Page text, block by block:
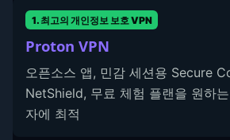
1. 최고의 개인정보 보호 VPN
Proton VPN
오픈소스 앱, 민감 세션용 Secure
NetShield, 무료 체험 플랜을 원하
자에 최적